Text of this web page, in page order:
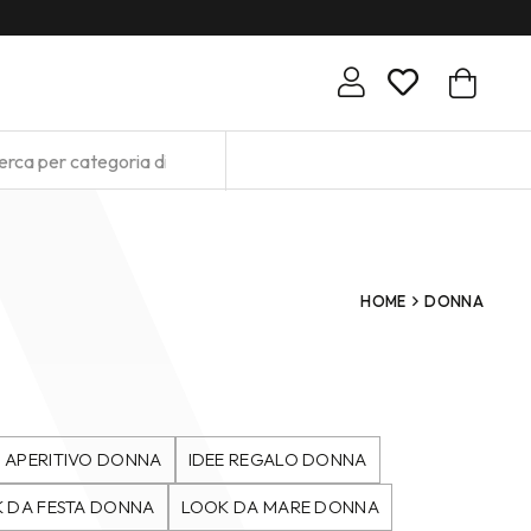
HOME DONNA
DONNA IDEE REGALO DONNA
DA FESTA DONNA LOOK DA MARE DONNA